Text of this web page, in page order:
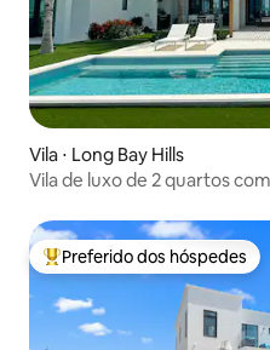
Vila ⋅ Long Bay Hills
Vila de luxo de 2 quartos
Entre os melhores preferidos
Preferido dos hóspedes